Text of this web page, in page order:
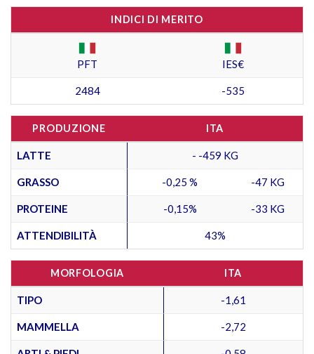
INDICI DI MERITO
PFT IES€
2484 -535
PRODUZIONE ITA
LATTE - -459 KG
GRASSO -0,25 % -47 KG
PROTEINE -0,15% -33 KG
ATTENDIBILITÀ 43%
MORFOLOGIA ITA
TIPO -1,61
MAMMELLA -2,72